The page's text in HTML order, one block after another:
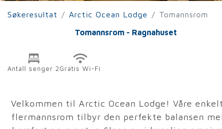
Søkeresultat Arctic Ocean Lodge
Tomannsrom
Tomannsrom - Ragnahuset
Antall senger 2Gratis Wi-Fi
Velkommen til Arctic Ocean Lodge! Våre
flermannsrom tilbyr den perfekte balansen